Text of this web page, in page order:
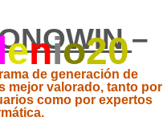
–
enio20
de generación de
mejor valorado, tanto por
como por expertos